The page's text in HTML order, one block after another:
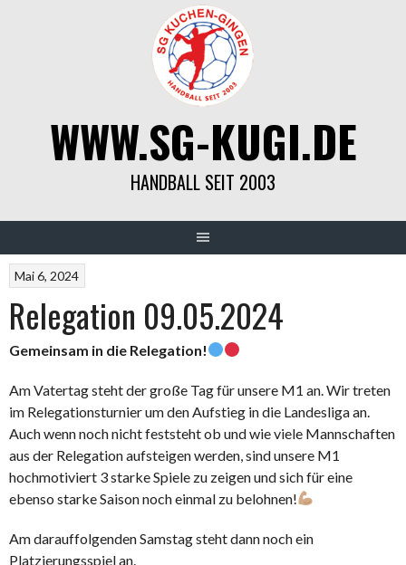
WWW.SG-KUGI.DE
HANDBALL SEIT 2003
Mai 6, 2024
Relegation 09.05.2024
Gemeinsam in die Relegation!
Am Vatertag steht der große Tag für unsere M1 an. Wir treten
im Relegationsturnier um den Aufstieg in die Landesliga an.
Auch wenn noch nicht feststeht ob und wie viele Mannschaften
aus der Relegation aufsteigen werden, sind unsere M1
hochmotiviert 3 starke Spiele zu zeigen und sich für eine
ebenso starke Saison noch einmal zu belohnen!
Am darauffolgenden Samstag steht dann noch ein
Platzierungsspiel an.